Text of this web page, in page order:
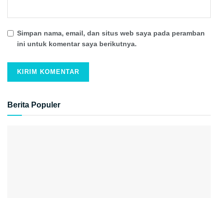
Simpan nama, email, dan situs web saya pada peramban
ini untuk komentar saya berikutnya.
Berita Populer